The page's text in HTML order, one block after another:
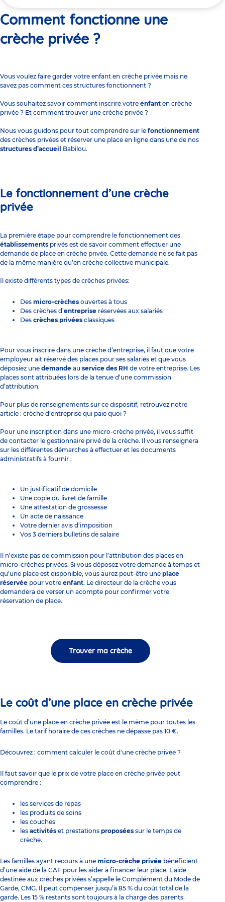
Comment fonctionne une
crèche privée ?
Vous voulez faire garder votre enfant en crèche privée mais ne
savez pas comment ces structures fonctionnent ?
Vous souhaitez savoir comment inscrire votre enfant en crèche
privée ? Et comment trouver une crèche privée ?
Nous vous guidons pour tout comprendre sur le fonctionnement
des crèches privées et réserver une place en ligne dans une de nos
structures d’accueil Babilou.
Le fonctionnement d’une crèche
privée
La première étape pour comprendre le fonctionnement des
établissements privés est de savoir comment effectuer une
demande de place en crèche privée. Cette demande ne se fait pas
de la même manière qu’en crèche collective municipale.
Il existe différents types de crèches privées:
Des micro-crèches ouvertes à tous
Des crèches d’entreprise réservées aux salariés
Des crèches privées classiques
Pour vous inscrire dans une crèche d’entreprise, il faut que votre
employeur ait réservé des places pour ses salariés et que vous
déposiez une demande au service des RH de votre entreprise. Les
places sont attribuées lors de la tenue d’une commission
d’attribution.
Pour plus de renseignements sur ce dispositif, retrouvez notre
article : crèche d’entreprise qui paie quoi ?
Pour une inscription dans une micro-crèche privée, il vous suffit
de contacter le gestionnaire privé de la crèche. Il vous renseignera
sur les différentes démarches à effectuer et les documents
administratifs à fournir :
Un justificatif de domicile
Une copie du livret de famille
Une attestation de grossesse
Un acte de naissance
Votre dernier avis d’imposition
Vos 3 derniers bulletins de salaire
Il n’existe pas de commission pour l’attribution des places en
micro-crèches privées. Si vous déposez votre demande à temps et
qu’une place est disponible, vous aurez peut-être une place
réservée pour votre enfant. Le directeur de la crèche vous
demandera de verser un acompte pour confirmer votre
réservation de place.
Trouver ma crèche
Le coût d’une place en crèche privée
Le coût d’une place en crèche privée est le même pour toutes les
familles. Le tarif horaire de ces crèches ne dépasse pas 10 €.
Découvrez : comment calculer le coût d'une crèche privée ?
Il faut savoir que le prix de votre place en crèche privée peut
comprendre :
les services de repas
les produits de soins
les couches
les activités et prestations proposées sur le temps de
crèche.
Les familles ayant recours à une micro-crèche privée bénéficient
d’une aide de la CAF pour les aider à financer leur place. L’aide
destinée aux crèches privées s’appelle le Complément du Mode de
Garde, CMG. Il peut compenser jusqu’à 85 % du coût total de la
garde. Les 15 % restants sont toujours à la charge des parents.